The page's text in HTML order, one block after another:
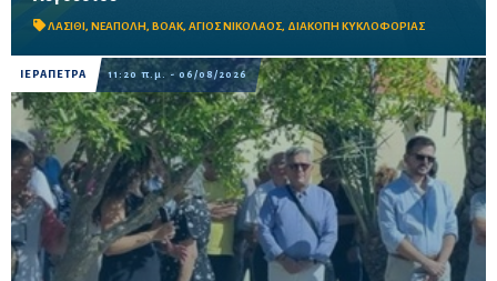
ΛΑΣΙΘΙ, ΝΕΑΠΟΛΗ, ΒΟΑΚ, ΑΓΙΟΣ ΝΙΚΟΛΑΟΣ, ΔΙΑΚΟΠΗ ΚΥΚΛΟΦΟΡΙΑΣ
απομάκρυνσης επισφαλών βραχωδών όγκων.
ΙΕΡΑΠΕΤΡΑ 11:20 π.μ. - 06/08/2026